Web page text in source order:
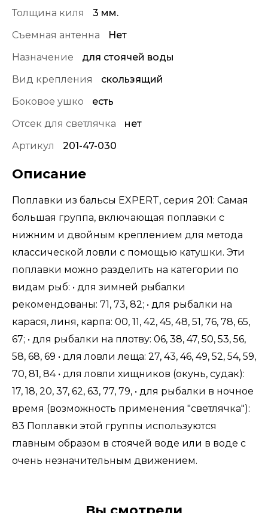
Толщина киля
3 мм.
Съемная антенна
Нет
Назначение
для стоячей воды
Вид крепления
скользящий
Боковое ушко
есть
Отсек для светлячка
нет
Артикул
201-47-030
Описание
Поплавки из бальсы EXPERT, серия 201: Самая
большая группа, включающая поплавки с
нижним и двойным креплением для метода
классической ловли с помощью катушки. Эти
поплавки можно разделить на категории по
видам рыб: • для зимней рыбалки
рекомендованы: 71, 73, 82; • для рыбалки на
карася, линя, карпа: 00, 11, 42, 45, 48, 51, 76, 78, 65,
67; • для рыбалки на плотву: 06, 38, 47, 50, 53, 56,
58, 68, 69 • для ловли леща: 27, 43, 46, 49, 52, 54, 59,
70, 81, 84 • для ловли хищников (окунь, судак):
17, 18, 20, 37, 62, 63, 77, 79, • для рыбалки в ночное
время (возможность применения "светлячка"):
83 Поплавки этой группы используются
главным образом в стоячей воде или в воде с
очень незначительным движением.